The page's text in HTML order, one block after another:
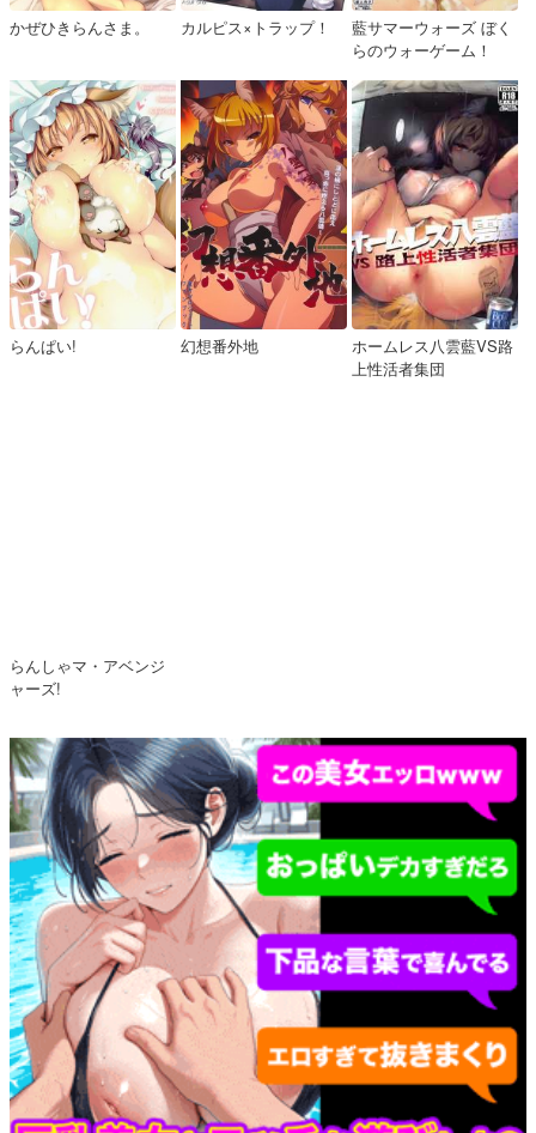
かぜひきらんさま。 カルピス×トラップ！
藍サマーウォーズ ぼく
らのウォーゲーム！
らんぱい! 幻想番外地
ホームレス八雲藍VS路
上性活者集団
らんしゃマ・アベンジ
ャーズ!